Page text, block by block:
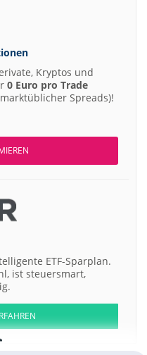
Kryptos und
0 Euro pro Trade
Spreads)!
ETF-Sparplan.
ist steuersmart,